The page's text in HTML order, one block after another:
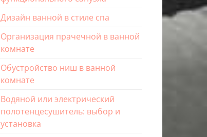
Дизайн ванной в стиле спа
Организация прачечной в ванной
комнате
Обустройство ниш в ванной
комнате
Водяной или электрический
полотенцесушитель: выбор и
установка